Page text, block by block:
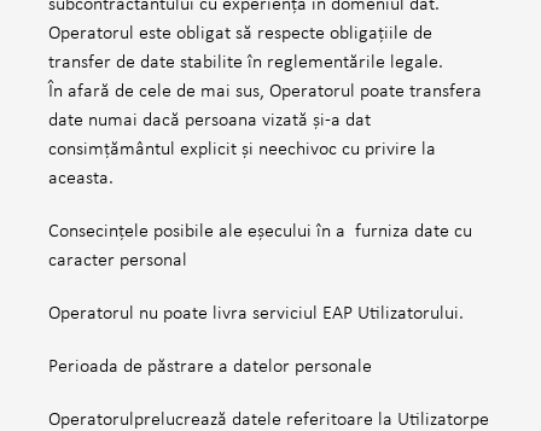
subcontractantului cu experiență în domeniul dat.
Operatorul este obligat să respecte obligațiile de
transfer de date stabilite în reglementările legale.
În afară de cele de mai sus, Operatorul poate transfera
date numai dacă persoana vizată și-a dat
consimțământul explicit și neechivoc cu privire la
aceasta.
Consecințele posibile ale eșecului în a furniza date cu
caracter personal
Operatorul nu poate livra serviciul EAP Utilizatorului.
Perioada de păstrare a datelor personale
Operatorulprelucrează datele referitoare la Utilizatorpe